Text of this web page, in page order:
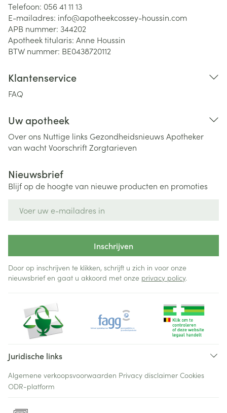
Telefoon: 056 41 11 13
E-mailadres: info@apotheekcossey-houssin.com
APB nummer: 344202
Apotheek titularis: Anne Houssin
BTW nummer: BE0438720112
Klantenservice
FAQ
Uw apotheek
Over ons Nuttige links Gezondheidsnieuws Apotheker
van wachtVoorschriftZorgtarieven
Nieuwsbrief
Blijf op de hoogte van nieuwe producten en promoties
Inschrijven
Door op inschrijven te klikken, schrijft u zich in voor onze
nieuwsbrief en gaat u akkoord met onze privacy policy.
Juridische links
Algemene verkoopsvoorwaarden Privacy disclaimer Cookies
ODR-platform